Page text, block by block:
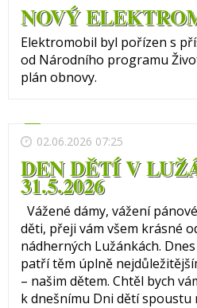
NOVÝ
Elektromobil byl pořízen s
od Národního programu
plán obnovy.
02.06.2026 07:25
DEN DĚTÍ V
31.5.2026
Vážené dámy, vážení
děti, přeji vám všem krásné
nádherných Lužánkách.
patří těm úplně
– našim dětem. Chtěl bych
k dnešnímu Dni dětí spoustu